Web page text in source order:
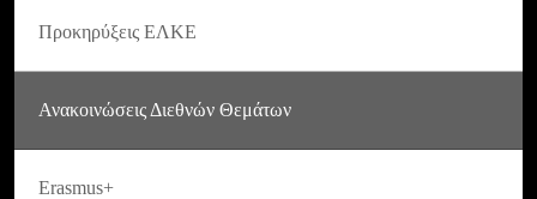
Προκηρύξεις ΕΛΚΕ
Ανακοινώσεις Διεθνών Θεμάτων
Erasmus+